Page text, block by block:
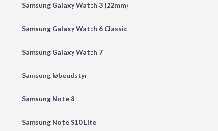
Samsung Galaxy Watch 3 (22mm)
Samsung Galaxy Watch 6 Classic
Samsung Galaxy Watch 7
Samsung løbeudstyr
Samsung Note 8
Samsung Note S10 Lite